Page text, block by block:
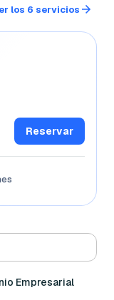
los 6 servicios
Reservar
Empresarial